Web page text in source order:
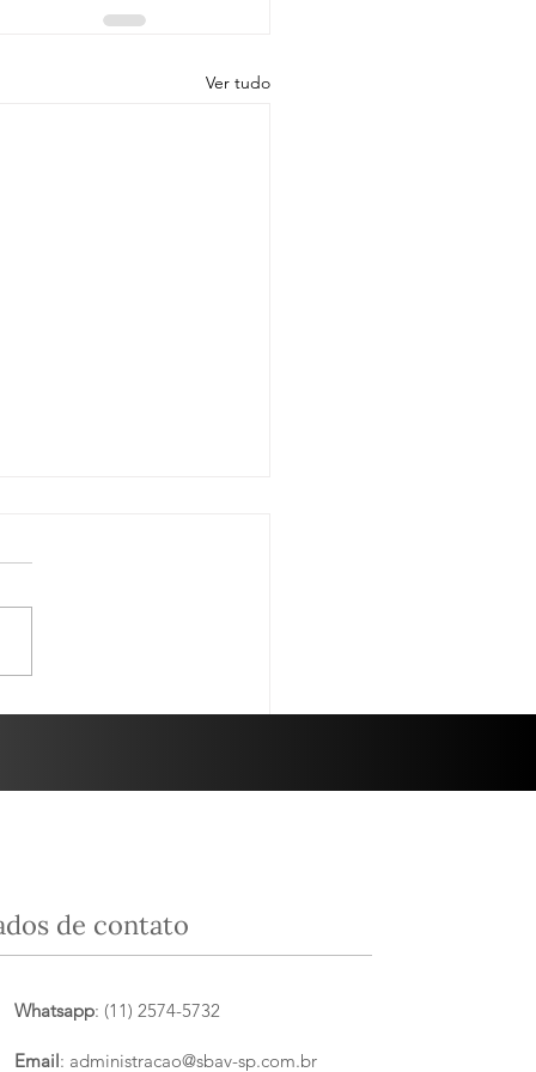
Ver tudo
- 10/06/25
degustação do dia 10 de
de contato
Whatsapp: (11) 2574-5732
Email: administracao@sbav-sp.com.br